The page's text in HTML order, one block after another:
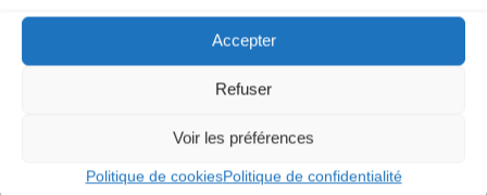
Accepter
Refuser
Voir les préférences
Politique de cookiesPolitique de confidentialité